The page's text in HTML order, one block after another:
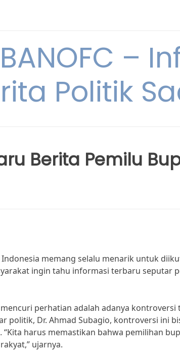
–
Politik
Berita Pemilu
memang selalu menarik untuk
ingin tahu informasi terbaru seputar
perhatian adalah adanya
politik, Dr. Ahmad Subagio, kontroversi ini
harus memastikan bahwa pemilihan
ujarnya.